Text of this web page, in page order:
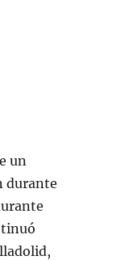
un
durante